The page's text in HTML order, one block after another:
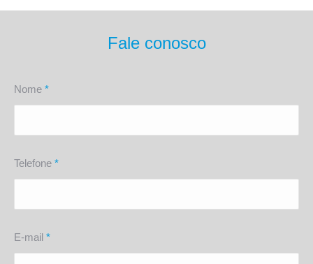
Fale conosco
Nome *
Telefone *
E-mail *